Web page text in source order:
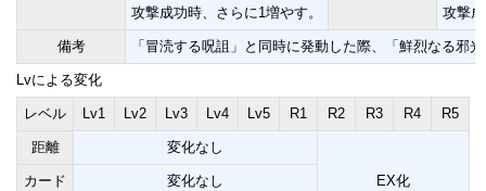
攻撃成功時、さらに1増やす。
攻撃
備考 「冒涜する呪詛」と同時に発動した際、「鮮烈なる邪
Lvによる変化
レベル Lv1 Lv2 Lv3 Lv4 Lv5 R1 R2 R3 R4 R5
距離 変化なし
EX化
カード 変化なし